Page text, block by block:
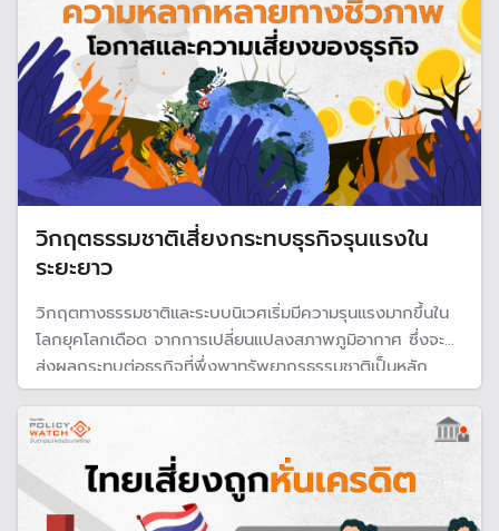
วิกฤตธรรมชาติเสี่ยงกระทบธุรกิจรุนแรงใน
ระยะยาว
วิกฤตทางธรรมชาติและระบบนิเวศเริ่มมีความรุนแรงมากขึ้นใน
โลกยุคโลกเดือด จากการเปลี่ยนแปลงสภาพภูมิอากาศ ซึ่งจะ
ส่งผลกระทบต่อธุรกิจที่พึ่งพาทรัพยากรธรรมชาติเป็นหลัก
อย่างรุนแรงในระยะยาวได้ หากไม่ช่วยกันรักษาความหลากหลาย
ทางชีวภาพอย่างจริงจัง